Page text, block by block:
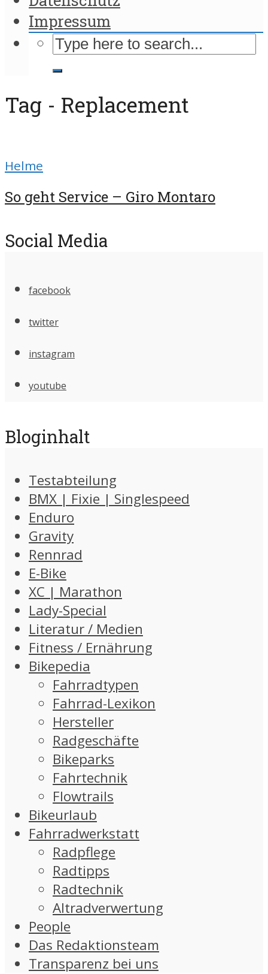
Impressum
Tag - Replacement
Helme
So geht Service – Giro Montaro
Social Media
facebook
twitter
instagram
youtube
Bloginhalt
Testabteilung
BMX | Fixie | Singlespeed
Enduro
Gravity
Rennrad
E-Bike
XC | Marathon
Lady-Special
Literatur / Medien
Fitness / Ernährung
Bikepedia
Fahrradtypen
Fahrrad-Lexikon
Hersteller
Radgeschäfte
Bikeparks
Fahrtechnik
Flowtrails
Bikeurlaub
Fahrradwerkstatt
Radpflege
Radtipps
Radtechnik
Altradverwertung
People
Das Redaktionsteam
Transparenz bei uns